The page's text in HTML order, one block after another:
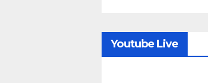
Youtube Live